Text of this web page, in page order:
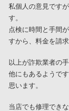
私個人の意見です
す。
点検に時間と手間
すから、料金を請
以上が詐欺業者の手
他にもあるようで
思います。
当店でも修理でき